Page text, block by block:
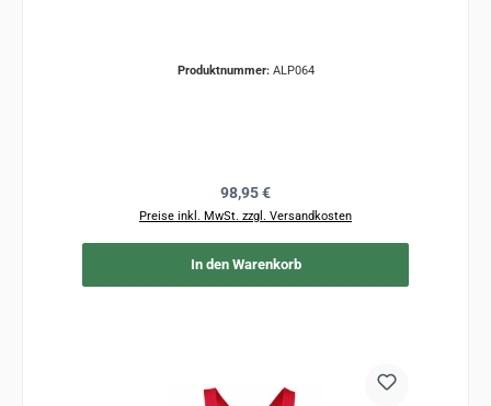
Produktnummer: ALP064
Regulärer Preis:
98,95 €
Preise inkl. MwSt. zzgl. Versandkosten
In den Warenkorb